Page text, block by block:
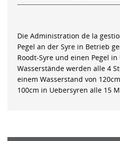
Die Administration de la
Pegel an der Syre in Betrieb
Roodt-Syre und einen Pegel
Wasserstände werden alle 4
einem Wasserstand von
100cm in Uebersyren alle 15